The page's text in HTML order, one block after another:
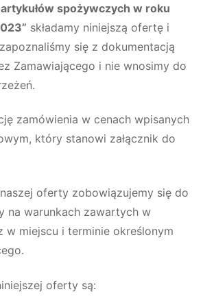
spożywczych w roku
składamy niniejszą ofertę i
się z dokumentacją
Zamawiającego i nie wnosimy do
zamówienia w cenach wpisanych
który stanowi załącznik do
oferty zobowiązujemy się do
na warunkach zawartych w
w miejscu i terminie określonym
oferty są: